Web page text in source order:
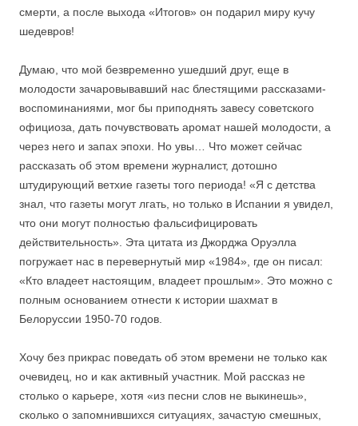
смерти, а после выхода «Итогов» он подарил миру кучу
шедевров!
Думаю, что мой безвременно ушедший друг, еще в
молодости зачаровывавший нас блестящими рассказами-
воспоминаниями, мог бы приподнять завесу советского
официоза, дать почувствовать аромат нашей молодости, а
через него и запах эпохи. Но увы… Что может сейчас
рассказать об этом времени журналист, дотошно
штудирующий ветхие газеты того периода! «Я с детства
знал, что газеты могут лгать, но только в Испании я увидел,
что они могут полностью фальсифицировать
действительность». Эта цитата из Джорджа Оруэлла
погружает нас в перевернутый мир «1984», где он писал:
«Кто владеет настоящим, владеет прошлым». Это можно с
полным основанием отнести к истории шахмат в
Белоруссии 1950-70 годов.
Хочу без прикрас поведать об этом времени не только как
очевидец, но и как активный участник. Мой рассказ не
столько о карьере, хотя «из песни слов не выкинешь»,
сколько о запомнившихся ситуациях, зачастую смешных,